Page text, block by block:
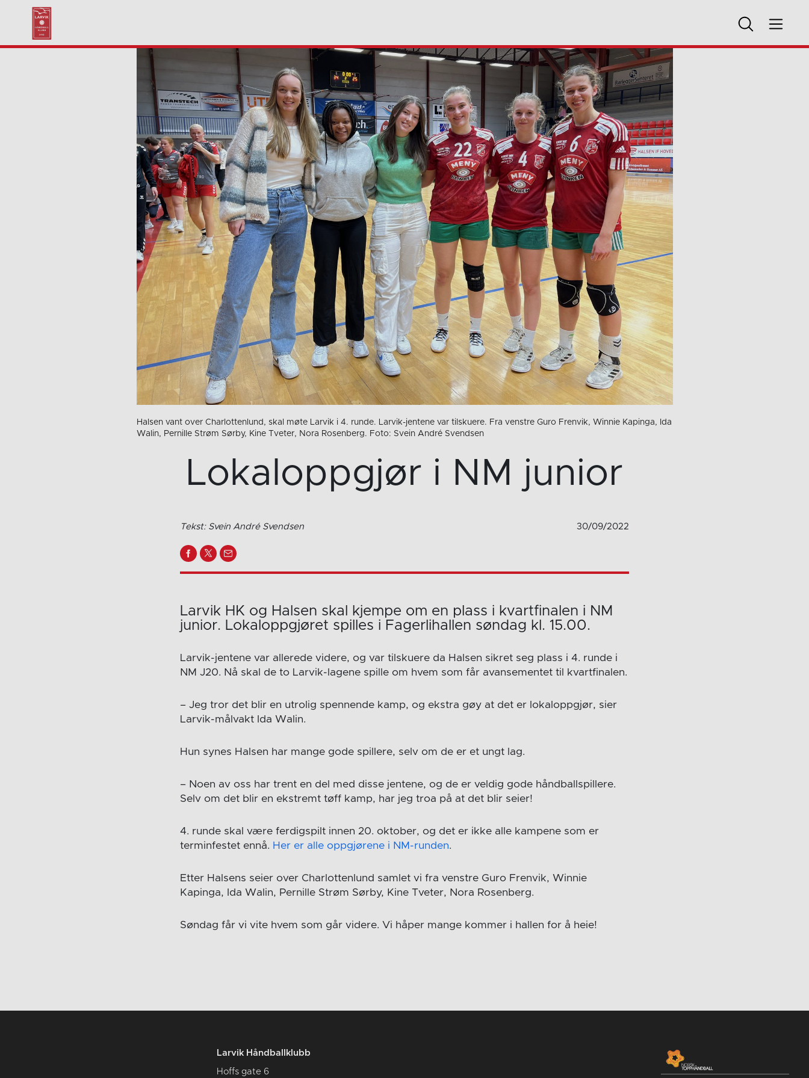
Halsen vant over Charlottenlund, skal møte Larvik i 4. runde. Larvik-jentene var tilskuere. Fra venstre Guro Frenvik, Winnie Kapinga, Ida
Walin, Pernille Strøm Sørby, Kine Tveter, Nora Rosenberg. Foto: Svein André Svendsen
Lokaloppgjør i NM junior
Tekst: Svein André Svendsen 30/09/2022
Larvik HK og Halsen skal kjempe om en plass i kvartfinalen i NM
junior. Lokaloppgjøret spilles i Fagerlihallen søndag kl. 15.00.
Larvik-jentene var allerede videre, og var tilskuere da Halsen sikret seg plass i 4. runde i
NM J20. Nå skal de to Larvik-lagene spille om hvem som får avansementet til kvartfinalen.
– Jeg tror det blir en utrolig spennende kamp, og ekstra gøy at det er lokaloppgjør, sier
Larvik-målvakt Ida Walin.
Hun synes Halsen har mange gode spillere, selv om de er et ungt lag.
– Noen av oss har trent en del med disse jentene, og de er veldig gode håndballspillere.
Selv om det blir en ekstremt tøff kamp, har jeg troa på at det blir seier!
4. runde skal være ferdigspilt innen 20. oktober, og det er ikke alle kampene som er
terminfestet ennå. Her er alle oppgjørene i NM-runden.
Etter Halsens seier over Charlottenlund samlet vi fra venstre Guro Frenvik, Winnie
Kapinga, Ida Walin, Pernille Strøm Sørby, Kine Tveter, Nora Rosenberg.
Søndag får vi vite hvem som går videre. Vi håper mange kommer i hallen for å heie!
Larvik Håndballklubb
Hoffs gate 6